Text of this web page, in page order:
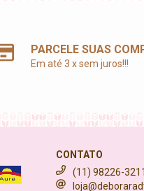
PARCELE SUAS
Em até 3 x sem juros!!!
CONTATO
(11) 98226-